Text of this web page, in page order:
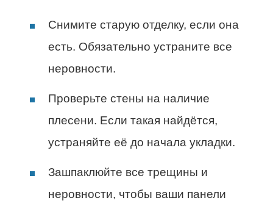
Снимите старую отделку, если она
есть. Обязательно устраните все
неровности.
Проверьте стены на наличие
плесени. Если такая найдётся,
устраняйте её до начала укладки.
Зашпаклюйте все трещины и
неровности, чтобы ваши панели